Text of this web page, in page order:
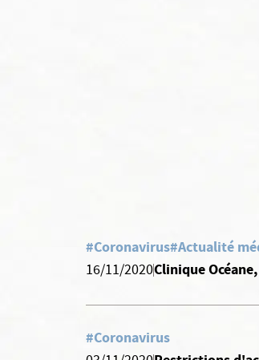
#Coronavirus#Actualité
16/11/2020Clinique
#Coronavirus